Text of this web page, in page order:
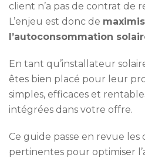
client n’a pas de contrat de
L’enjeu est donc de
l’autoconsommation
En tant qu’installateur
êtes bien placé pour leur
simples, efficaces et
intégrées dans votre offre.
Ce guide passe en revue les
pertinentes pour optimiser